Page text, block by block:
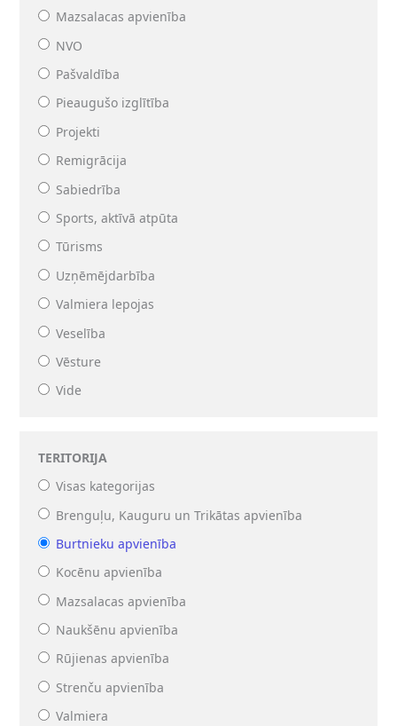
Mazsalacas apvienība
NVO
Pašvaldība
Pieaugušo izglītība
Projekti
Remigrācija
Sabiedrība
Sports, aktīvā atpūta
Tūrisms
Uzņēmējdarbība
Valmiera lepojas
Veselība
Vēsture
Vide
TERITORIJA
Visas kategorijas
Brenguļu, Kauguru un Trikātas apvienība
Burtnieku apvienība
Kocēnu apvienība
Mazsalacas apvienība
Naukšēnu apvienība
Rūjienas apvienība
Strenču apvienība
Valmiera